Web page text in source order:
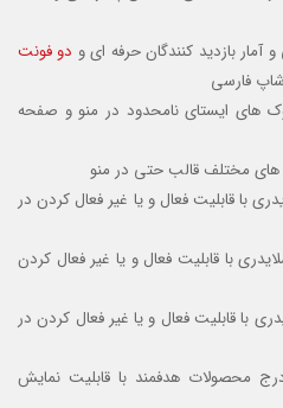
آمار بازدید کنندگان حرفه ای و دو فونت
فارسی
های ایستای نامحدود در منو و صفحه
های مختلف قالب حتی در منو
با قابلیتفعال و یا غیر فعال کردندر
با قابلیت فعال و یا غیر فعال کردن
با قابلیتفعال و یا غیر فعال کردندر
محصولات هدفمند با قابلیت نمایش